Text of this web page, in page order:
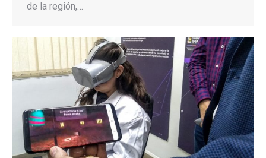
de la región,…